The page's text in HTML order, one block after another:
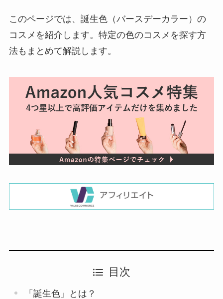
このページでは、誕生色（バースデーカラー）の
コスメを紹介します。特定の色のコスメを探す方
法もまとめて解説します。
目次
「誕生色」とは？